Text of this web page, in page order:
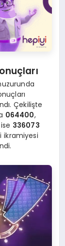
Çekilişte
064400,
336073
ikramiyesi